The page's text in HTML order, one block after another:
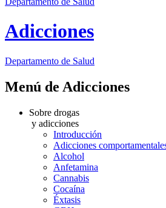
Adicciones
Departamento de Salud
Menú de Adicciones
Sobre drogas
y adicciones
Introducción
Adicciones
Alcohol
Anfetamina
Cannabis
Cocaína
Éxtasis